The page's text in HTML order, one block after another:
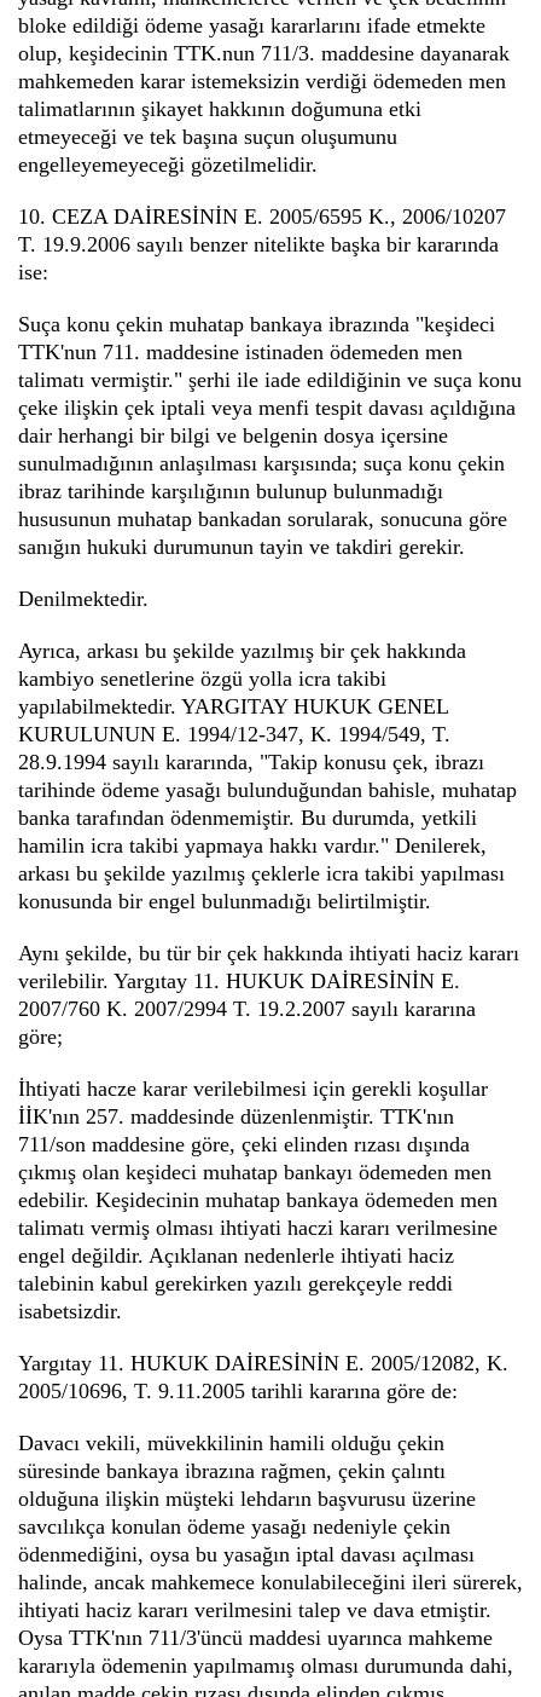
bloke edildiği ödeme yasağı kararlarını ifade etmekte
olup, keşidecinin TTK.nun 711/3. maddesine dayanarak
mahkemeden karar istemeksizin verdiği ödemeden men
talimatlarının şikayet hakkının doğumuna etki
etmeyeceği ve tek başına suçun oluşumunu
engelleyemeyeceği gözetilmelidir.
10. CEZA DAİRESİNİN E. 2005/6595 K., 2006/10207
T. 19.9.2006 sayılı benzer nitelikte başka bir kararında
ise:
Suça konu çekin muhatap bankaya ibrazında "keşideci
TTK'nun 711. maddesine istinaden ödemeden men
talimatı vermiştir." şerhi ile iade edildiğinin ve suça konu
çeke ilişkin çek iptali veya menfi tespit davası açıldığına
dair herhangi bir bilgi ve belgenin dosya içersine
sunulmadığının anlaşılması karşısında; suça konu çekin
ibraz tarihinde karşılığının bulunup bulunmadığı
hususunun muhatap bankadan sorularak, sonucuna göre
sanığın hukuki durumunun tayin ve takdiri gerekir.
Denilmektedir.
Ayrıca, arkası bu şekilde yazılmış bir çek hakkında
kambiyo senetlerine özgü yolla icra takibi
yapılabilmektedir. YARGITAY HUKUK GENEL
KURULUNUN E. 1994/12-347, K. 1994/549, T.
28.9.1994 sayılı kararında, "Takip konusu çek, ibrazı
tarihinde ödeme yasağı bulunduğundan bahisle, muhatap
banka tarafından ödenmemiştir. Bu durumda, yetkili
hamilin icra takibi yapmaya hakkı vardır." Denilerek,
arkası bu şekilde yazılmış çeklerle icra takibi yapılması
konusunda bir engel bulunmadığı belirtilmiştir.
Aynı şekilde, bu tür bir çek hakkında ihtiyati haciz kararı
verilebilir. Yargıtay 11. HUKUK DAİRESİNİN E.
2007/760 K. 2007/2994 T. 19.2.2007 sayılı kararına
göre;
İhtiyati hacze karar verilebilmesi için gerekli koşullar
İİK'nın 257. maddesinde düzenlenmiştir. TTK'nın
711/son maddesine göre, çeki elinden rızası dışında
çıkmış olan keşideci muhatap bankayı ödemeden men
edebilir. Keşidecinin muhatap bankaya ödemeden men
talimatı vermiş olması ihtiyati haczi kararı verilmesine
engel değildir. Açıklanan nedenlerle ihtiyati haciz
talebinin kabul gerekirken yazılı gerekçeyle reddi
isabetsizdir.
Yargıtay 11. HUKUK DAİRESİNİN E. 2005/12082, K.
2005/10696, T. 9.11.2005 tarihli kararına göre de:
Davacı vekili, müvekkilinin hamili olduğu çekin
süresinde bankaya ibrazına rağmen, çekin çalıntı
olduğuna ilişkin müşteki lehdarın başvurusu üzerine
savcılıkça konulan ödeme yasağı nedeniyle çekin
ödenmediğini, oysa bu yasağın iptal davası açılması
halinde, ancak mahkemece konulabileceğini ileri sürerek,
ihtiyati haciz kararı verilmesini talep ve dava etmiştir.
Oysa TTK'nın 711/3'üncü maddesi uyarınca mahkeme
kararıyla ödemenin yapılmamış olması durumunda dahi,